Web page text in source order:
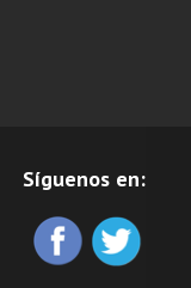
Síguenos en: